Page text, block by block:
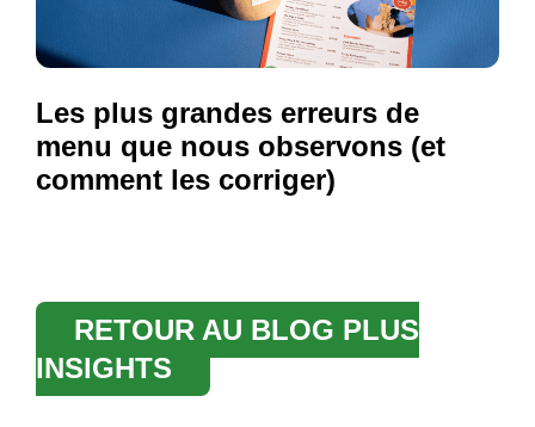
Les plus grandes erreurs de
menu que nous observons (et
comment les corriger)
RETOUR AU BLOG PLUS
INSIGHTS